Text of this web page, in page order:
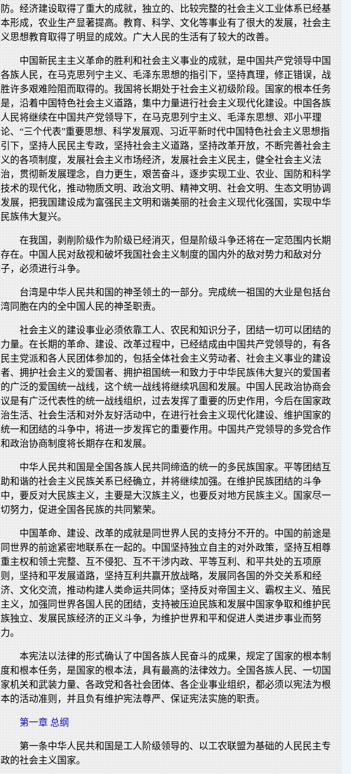
防。经济建设取得了重大的成就，独立的、比较完整的社会主义工业体系已经基
本形成，农业生产显著提高。教育、科学、文化等事业有了很大的发展，社会主
义思想教育取得了明显的成效。广大人民的生活有了较大的改善。
中国新民主主义革命的胜利和社会主义事业的成就，是中国共产党领导中国
各族人民，在马克思列宁主义、毛泽东思想的指引下，坚持真理，修正错误，战
胜许多艰难险阻而取得的。我国将长期处于社会主义初级阶段。国家的根本任务
是，沿着中国特色社会主义道路，集中力量进行社会主义现代化建设。中国各族
人民将继续在中国共产党领导下，在马克思列宁主义、毛泽东思想、邓小平理
论、“三个代表”重要思想、科学发展观、习近平新时代中国特色社会主义思想指
引下，坚持人民民主专政，坚持社会主义道路，坚持改革开放，不断完善社会主
义的各项制度，发展社会主义市场经济，发展社会主义民主，健全社会主义法
治，贯彻新发展理念，自力更生，艰苦奋斗，逐步实现工业、农业、国防和科学
技术的现代化，推动物质文明、政治文明、精神文明、社会文明、生态文明协调
发展，把我国建设成为富强民主文明和谐美丽的社会主义现代化强国，实现中华
民族伟大复兴。
在我国，剥削阶级作为阶级已经消灭，但是阶级斗争还将在一定范围内长期
存在。中国人民对敌视和破坏我国社会主义制度的国内外的敌对势力和敌对分
子，必须进行斗争。
台湾是中华人民共和国的神圣领土的一部分。完成统一祖国的大业是包括台
湾同胞在内的全中国人民的神圣职责。
社会主义的建设事业必须依靠工人、农民和知识分子，团结一切可以团结的
力量。在长期的革命、建设、改革过程中，已经结成由中国共产党领导的，有各
民主党派和各人民团体参加的，包括全体社会主义劳动者、社会主义事业的建设
者、拥护社会主义的爱国者、拥护祖国统一和致力于中华民族伟大复兴的爱国者
的广泛的爱国统一战线，这个统一战线将继续巩固和发展。中国人民政治协商会
议是有广泛代表性的统一战线组织，过去发挥了重要的历史作用，今后在国家政
治生活、社会生活和对外友好活动中，在进行社会主义现代化建设、维护国家的
统一和团结的斗争中，将进一步发挥它的重要作用。中国共产党领导的多党合作
和政治协商制度将长期存在和发展。
中华人民共和国是全国各族人民共同缔造的统一的多民族国家。平等团结互
助和谐的社会主义民族关系已经确立，并将继续加强。在维护民族团结的斗争
中，要反对大民族主义，主要是大汉族主义，也要反对地方民族主义。国家尽一
切努力，促进全国各民族的共同繁荣。
中国革命、建设、改革的成就是同世界人民的支持分不开的。中国的前途是
同世界的前途紧密地联系在一起的。中国坚持独立自主的对外政策，坚持互相尊
重主权和领土完整、互不侵犯、互不干涉内政、平等互利、和平共处的五项原
则，坚持和平发展道路，坚持互利共赢开放战略，发展同各国的外交关系和经
济、文化交流，推动构建人类命运共同体；坚持反对帝国主义、霸权主义、殖民
主义，加强同世界各国人民的团结，支持被压迫民族和发展中国家争取和维护民
族独立、发展民族经济的正义斗争，为维护世界和平和促进人类进步事业而努
力。
本宪法以法律的形式确认了中国各族人民奋斗的成果，规定了国家的根本制
度和根本任务，是国家的根本法，具有最高的法律效力。全国各族人民、一切国
家机关和武装力量、各政党和各社会团体、各企业事业组织，都必须以宪法为根
本的活动准则，并且负有维护宪法尊严、保证宪法实施的职责。
第一章 总纲
第一条中华人民共和国是工人阶级领导的、以工农联盟为基础的人民民主专
政的社会主义国家。